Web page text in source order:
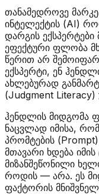
თანამედროვე
ინტელექტის (AI)
დარგის
ეფექტური ფლობა
წერით არ
ექსპერტი, ენ
ახლებურად
(Judgment Literacy)
ჰენდლის მიდგომა
ნაცვლად იმისა,
პრომტების
მთავარი ხდება
მიზანშეწონილი
როდის — არა. ეს
ფაქტორის